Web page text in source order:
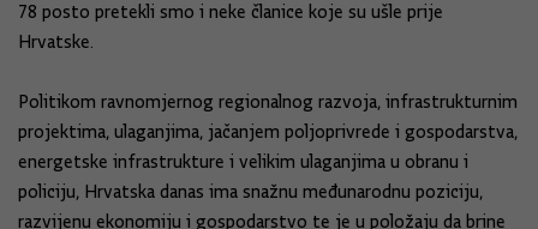
78 posto pretekli smo i neke članice koje su ušle prije
Hrvatske.
Politikom ravnomjernog regionalnog razvoja, infrastrukturnim
projektima, ulaganjima, jačanjem poljoprivrede i gospodarstva,
energetske infrastrukture i velikim ulaganjima u obranu i
policiju, Hrvatska danas ima snažnu međunarodnu poziciju,
razvijenu ekonomiju i gospodarstvo te je u položaju da brine